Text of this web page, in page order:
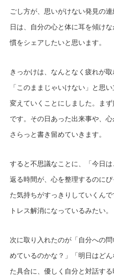
ごし方が、思いがけない発見の
日は、自分の心と体に耳を傾け
慣をシェアしたいと思います。
きっかけは、なんとなく疲れが
「このままじゃいけない」と思
変えていくことにしました。まず
です。その日あった出来事や、
さらっと書き留めていきます。
すると不思議なことに、「今日
返る時間が、心を整理するのに
た気持ちがすっきりしていくん
トレス解消になっているみたい。
次に取り入れたのが「自分への
めているのかな？」「明日はど
た具合に、優しく自分と対話す